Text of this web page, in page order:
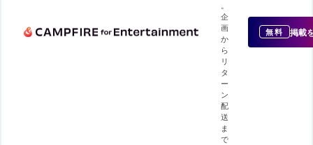
企
画
か
ら
リ
タ
ー
ン
配
送
ま
で
無料 掲載